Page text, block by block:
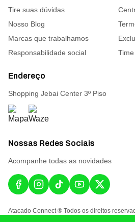
Tire suas dúvidas
Nosso Blog
Marcas que trabalhamos
Responsabilidade social
Endereço
Shopping Jebai Center 3º Piso
Nossas Redes Sociais
Acompanhe todas as novidades
Atacado Connect ® Todos os direitos